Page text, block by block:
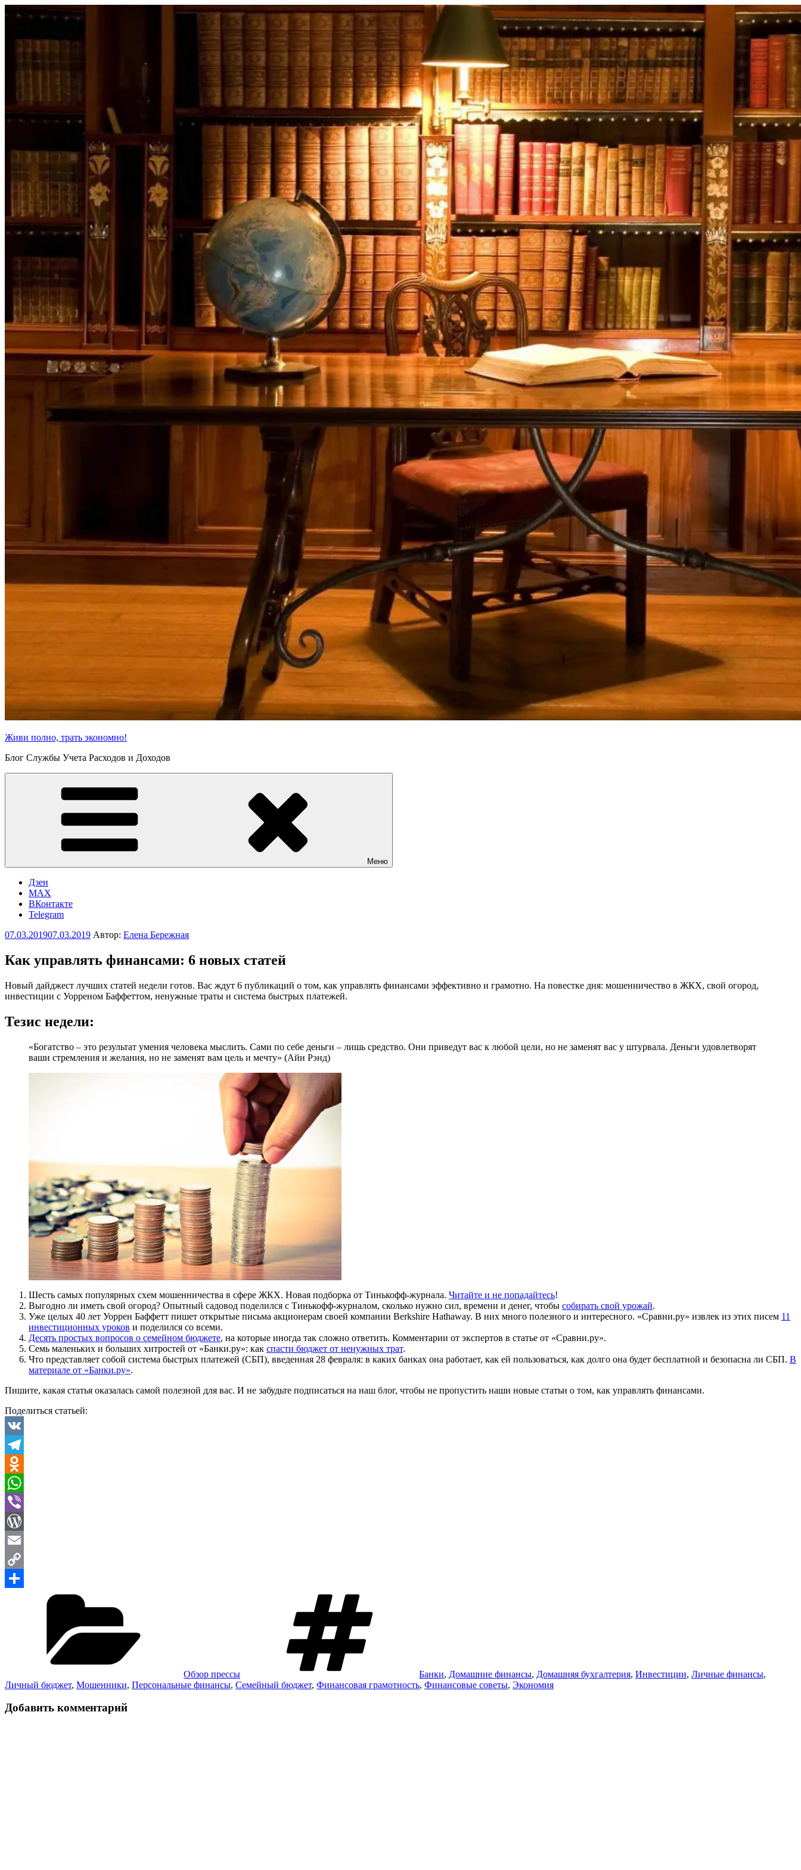
Перейти
Живи полно, трать экономно!
Блог Службы Учета Расходов и Доходов
Меню
Дзен
MAX
ВКонтакте
Telegram
Опубликовано
07.03.201907.03.2019 Автор: Елена Бережная
Как управлять финансами: 6 новых статей
Новый дайджест лучших статей недели готов. Вас ждут 6 публикаций о том, как управлять финансами эффективно и грамотно. На повестке дня: мошенничество в ЖКХ, свой огород,
инвестиции с Уорреном Баффеттом, ненужные траты и система быстрых платежей.
Тезис недели:
«Богатство – это результат умения человека мыслить. Сами по себе деньги – лишь средство. Они приведут вас к любой цели, но не заменят вас у штурвала. Деньги удовлетворят
ваши стремления и желания, но не заменят вам цель и мечту» (Айн Рэнд)
Шесть самых популярных схем мошенничества в сфере ЖКХ. Новая подборка от Тинькофф-журнала. Читайте и не попадайтесь!
Выгодно ли иметь свой огород? Опытный садовод поделился с Тинькофф-журналом, сколько нужно сил, времени и денег, чтобы собирать свой урожай.
Уже целых 40 лет Уоррен Баффетт пишет открытые письма акционерам своей компании Berkshire Hathaway. В них много полезного и интересного. «Сравни.ру» извлек из этих писем 11
инвестиционных уроков и поделился со всеми.
Десять простых вопросов о семейном бюджете, на которые иногда так сложно ответить. Комментарии от экспертов в статье от «Сравни.ру».
Семь маленьких и больших хитростей от «Банки.ру»: как спасти бюджет от ненужных трат.
Что представляет собой система быстрых платежей (СБП), введенная 28 февраля: в каких банках она работает, как ей пользоваться, как долго она будет бесплатной и безопасна ли СБП. В
материале от «Банки.ру».
Пишите, какая статья оказалась самой полезной для вас. И не забудьте подписаться на наш блог, чтобы не пропустить наши новые статьи о том, как управлять финансами.
Поделиться статьей:
VK
Telegram
Odnoklassniki
WhatsApp
Viber
WordPress
Email
Copy
Отправить
Обзор прессы Банки, Домашние финансы, Домашняя бухгалтерия, Инвестиции, Личные финансы,
Личный бюджет, Мошенники, Персональные финансы, Семейный бюджет, Финансовая грамотность, Финансовые советы, Экономия
Добавить комментарий